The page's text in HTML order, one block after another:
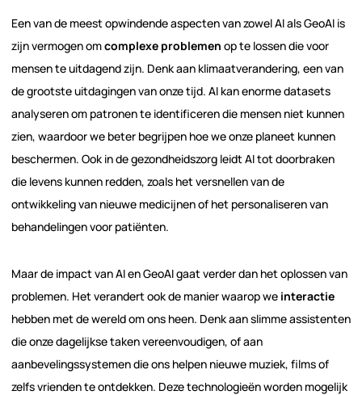
Een van de meest opwindende aspecten van zowel AI als GeoAI is
zijn vermogen omcomplexe problemen op te lossen die voor
mensen te uitdagend zijn. Denk aan klimaatverandering, een van
de grootste uitdagingen van onze tijd. AI kan enorme datasets
analyseren om patronen te identificeren die mensen niet kunnen
zien, waardoor we beter begrijpen hoe we onze planeet kunnen
beschermen. Ook in de gezondheidszorg leidt AI tot doorbraken
die levens kunnen redden, zoals het versnellen van de
ontwikkeling van nieuwe medicijnen of het personaliseren van
behandelingen voor patiënten.
Maar de impact van AI en GeoAI gaat verder dan het oplossen van
problemen. Het verandert ook de manier waarop we interactie
hebben met de wereld om ons heen. Denk aan slimme assistenten
die onze dagelijkse taken vereenvoudigen, of aan
aanbevelingssystemen die ons helpen nieuwe muziek, films of
zelfs vrienden te ontdekken. Deze technologieën worden mogelijk